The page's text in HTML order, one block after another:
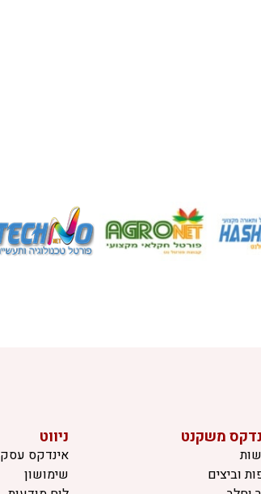
משקנט
וביצים
ניווט
אינדקס
שימושון